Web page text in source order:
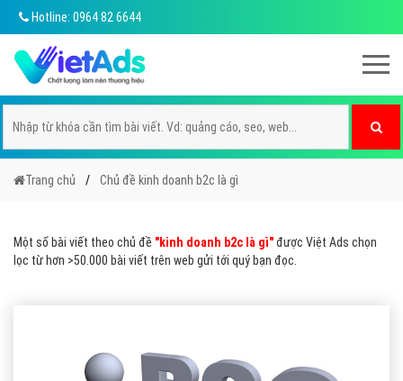
Hotline: 0964 82 6644
Trang chủ Chủ đề kinh doanh b2c là gì
Một số bài viết theo chủ đề "kinh doanh b2c là gì"được Việt Ads chọn
lọc từ hơn >50.000 bài viết trên web gửi tới quý bạn đọc.